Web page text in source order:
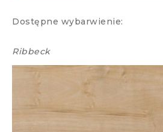
Dostępne wybarwienie:
Ribbeck